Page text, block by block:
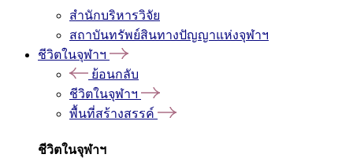
สำนักบริหารวิจัย
สถาบันทรัพย์สินทางปัญญาแห่งจุฬาฯ
ชีวิตในจุฬาฯ
ย้อนกลับ
ชีวิตในจุฬาฯ
พื้นที่สร้างสรรค์
ชีวิตในจุฬาฯ